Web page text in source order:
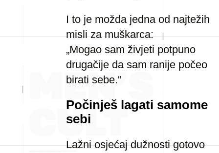
I to je možda jedna od najtežih
misli za muškarca:
„Mogao sam živjeti potpuno
drugačije da sam ranije počeo
birati sebe.“
Počinješ lagati samome
sebi
Lažni osjećaj dužnosti gotovo